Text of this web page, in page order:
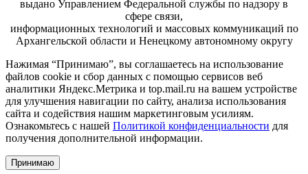
выдано Управлением Федеральной службы по надзору в
сфере связи,
информационных технологий и массовых коммуникаций по
Архангельской области и Ненецкому автономному округу
Нажимая “Принимаю”, вы соглашаетесь на использование
файлов cookie и сбор данных с помощью сервисов веб
аналитики Яндекс.Метрика и top.mail.ru на вашем устройстве
для улучшения навигации по сайту, анализа использования
сайта и содействия нашим маркетинговым усилиям.
Ознакомьтесь с нашей Политикой конфиденциальности для
получения дополнительной информации.
Принимаю